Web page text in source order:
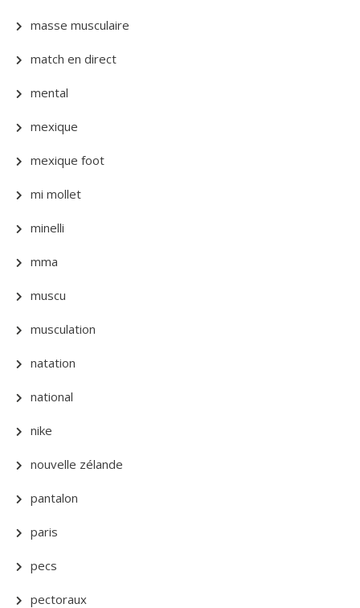
masse musculaire
match en direct
mental
mexique
mexique foot
mi mollet
minelli
mma
muscu
musculation
natation
national
nike
nouvelle zélande
pantalon
paris
pecs
pectoraux